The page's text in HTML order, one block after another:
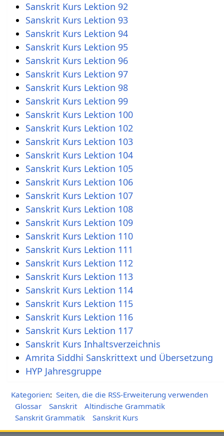
Sanskrit Kurs Lektion 92
Sanskrit Kurs Lektion 93
Sanskrit Kurs Lektion 94
Sanskrit Kurs Lektion 95
Sanskrit Kurs Lektion 96
Sanskrit Kurs Lektion 97
Sanskrit Kurs Lektion 98
Sanskrit Kurs Lektion 99
Sanskrit Kurs Lektion 100
Sanskrit Kurs Lektion 102
Sanskrit Kurs Lektion 103
Sanskrit Kurs Lektion 104
Sanskrit Kurs Lektion 105
Sanskrit Kurs Lektion 106
Sanskrit Kurs Lektion 107
Sanskrit Kurs Lektion 108
Sanskrit Kurs Lektion 109
Sanskrit Kurs Lektion 110
Sanskrit Kurs Lektion 111
Sanskrit Kurs Lektion 112
Sanskrit Kurs Lektion 113
Sanskrit Kurs Lektion 114
Sanskrit Kurs Lektion 115
Sanskrit Kurs Lektion 116
Sanskrit Kurs Lektion 117
Sanskrit Kurs Inhaltsverzeichnis
Amrita Siddhi Sanskrittext und Übersetzung
HYP Jahresgruppe
Kategorien: Seiten, die die RSS-Erweiterung verwenden
Glossar
Sanskrit
Altindische Grammatik
Sanskrit Grammatik
Sanskrit Kurs